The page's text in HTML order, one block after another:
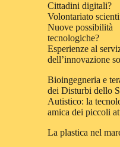
Cittadini digitali?
Volontariato
Nuove possibilità
tecnologiche?
Esperienze al
dell’innovazione
Bioingegneria e
dei Disturbi dello
Autistico: la
amica dei piccoli
La plastica nel